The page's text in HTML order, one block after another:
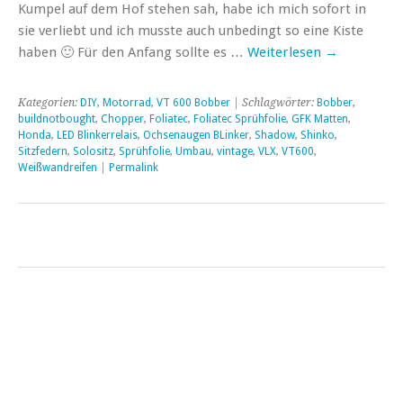
Kumpel auf dem Hof stehen sah, habe ich mich sofort in
sie verliebt und ich musste auch unbedingt so eine Kiste
haben 🙂 Für den Anfang sollte es … Weiterlesen →
Kategorien: DIY, Motorrad, VT 600 Bobber | Schlagwörter: Bobber,
buildnotbought, Chopper, Foliatec, Foliatec Sprühfolie, GFK Matten,
Honda, LED Blinkerrelais, Ochsenaugen BLinker, Shadow, Shinko,
Sitzfedern, Solositz, Sprühfolie, Umbau, vintage, VLX, VT600,
Weißwandreifen
Permalink